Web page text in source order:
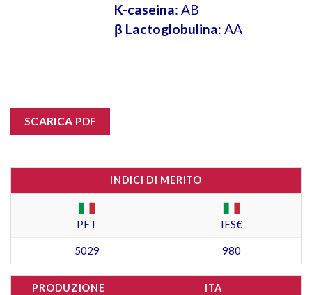
K-caseina: AB
β Lactoglobulina: AA
SCARICA PDF
INDICI DI MERITO
PFT IES€
5029 980
PRODUZIONE ITA